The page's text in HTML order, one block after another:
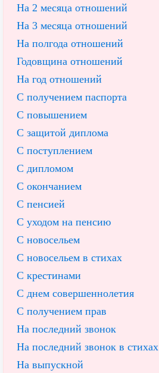
На 2 месяца отношений
На 3 месяца отношений
На полгода отношений
Годовщина отношений
На год отношений
С получением паспорта
С повышением
С защитой диплома
С поступлением
С дипломом
С окончанием
С пенсией
С уходом на пенсию
С новосельем
С новосельем в стихах
С крестинами
С днем совершеннолетия
С получением прав
На последний звонок
На последний звонок в стихах
На выпускной